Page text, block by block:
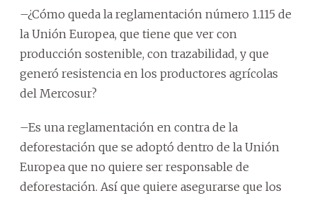
–¿Cómo queda la reglamentación número 1.115 de
la Unión Europea, que tiene que ver con
producción sostenible, con trazabilidad, y que
generó resistencia en los productores agrícolas
del Mercosur?
–Es una reglamentación en contra de la
deforestación que se adoptó dentro de la Unión
Europea que no quiere ser responsable de
deforestación. Así que quiere asegurarse que los